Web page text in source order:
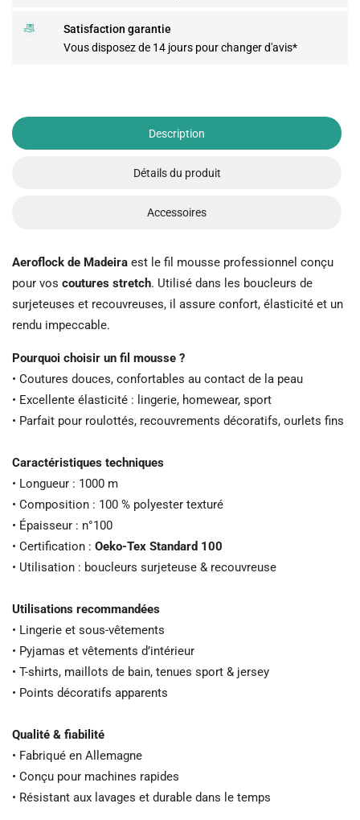
Satisfaction garantie
Vous disposez de 14 jours pour changer d'avis*
Description
Détails du produit
Accessoires
Aeroflock de Madeira est le fil mousse professionnel conçu
pour vos coutures stretch. Utilisé dans les boucleurs de
surjeteuses et recouvreuses, il assure confort, élasticité et un
rendu impeccable.
Pourquoi choisir un fil mousse ?
• Coutures douces, confortables au contact de la peau
• Excellente élasticité : lingerie, homewear, sport
• Parfait pour roulottés, recouvrements décoratifs, ourlets fins
Caractéristiques techniques
• Longueur : 1000 m
• Composition : 100 % polyester texturé
• Épaisseur : n°100
• Certification : Oeko-Tex Standard 100
• Utilisation : boucleurs surjeteuse & recouvreuse
Utilisations recommandées
• Lingerie et sous-vêtements
• Pyjamas et vêtements d’intérieur
• T-shirts, maillots de bain, tenues sport & jersey
• Points décoratifs apparents
Qualité & fiabilité
• Fabriqué en Allemagne
• Conçu pour machines rapides
• Résistant aux lavages et durable dans le temps